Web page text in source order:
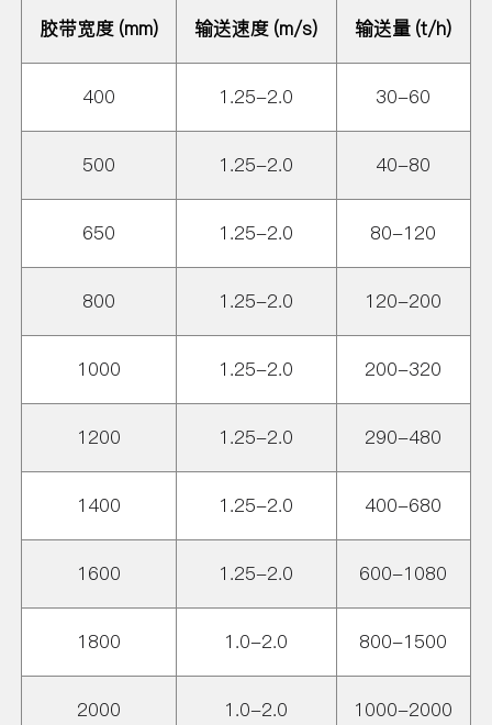
胶带宽度 (mm) 输送速度 (m/s) 输送量 (t/h)
400 1.25-2.0 30-60
500 1.25-2.0 40-80
650 1.25-2.0 80-120
800 1.25-2.0 120-200
1000 1.25-2.0 200-320
1200 1.25-2.0 290-480
1400 1.25-2.0 400-680
1600 1.25-2.0 600-1080
1800 1.0-2.0 800-1500
2000 1.0-2.0 1000-2000